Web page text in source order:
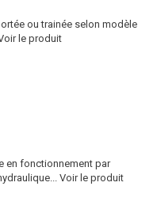
ou trainée selon modèle
le produit
en fonctionnement par
Voir le produit